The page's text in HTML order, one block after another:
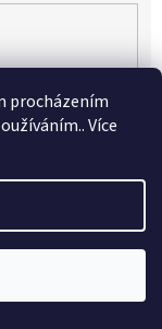
procházením
Více